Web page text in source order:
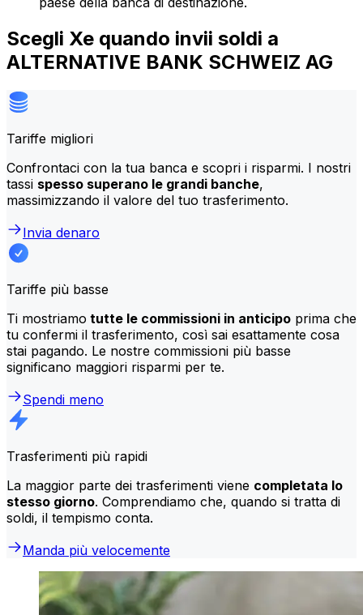
Scegli Xe quando invii soldi a
ALTERNATIVE BANK SCHWEIZ AG
Tariffe migliori
Confrontaci con la tua banca e scopri i risparmi. I nostri
tassi spesso superano le grandi banche,
massimizzando il valore del tuo trasferimento.
Invia denaro
Tariffe più basse
Ti mostriamo tutte le commissioni in anticipo prima che
tu confermi il trasferimento, così sai esattamente cosa
stai pagando. Le nostre commissioni più basse
significano maggiori risparmi per te.
Spendi meno
Trasferimenti più rapidi
La maggior parte dei trasferimenti viene completata lo
stesso giorno. Comprendiamo che, quando si tratta di
soldi, il tempismo conta.
Manda più velocemente